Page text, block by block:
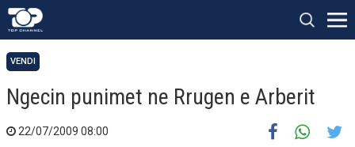
VENDI
Ngecin punimet ne Rrugen e Arberit
22/07/2009 08:00